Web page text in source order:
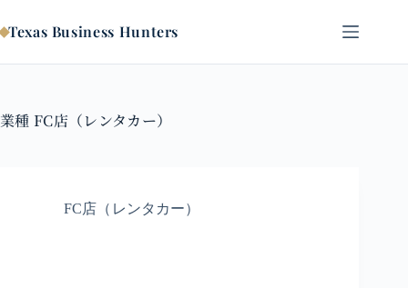
ン
ン
ス
Texas Business Hunters
業種 FC店（レンタカー）
FC店（レンタカー）